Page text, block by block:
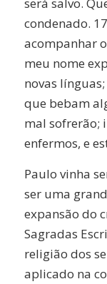
condenado.
acompanhar
meu nome
novas
que bebam
mal sofrerão;
enfermos, e
Paulo vinha
ser uma
expansão do
Sagradas
religião dos
aplicado na